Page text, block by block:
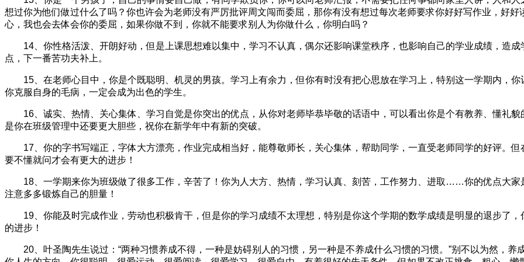
想过你为他们做过什么了吗？你也许会为老师没有严厉批评周文闯而委屈，那你有没有想过每次老师要求你好好写作业，好
心，我也会去体会你的委屈，如果你做不到，你就不能要求别人为你做什么，你明白吗？
14、你性格活泼、开朗好动，但是上课思想难以集中，学习不认真，偶尔还影响课堂秩序，也影响自己的学业成绩，造成
点，下一番苦功夫补上。
15、在老师心目中，你是个既聪明、机灵的男孩。学习上有余力，但你有时没有把心思放在学习上，特别这一学期内，你
你克服自身的毛病，一定会成为出色的学生。
16、诚实、热情、关心集体、学习自觉是你突出的优点，从你对老师毕恭毕敬的话语中，可以看出你是个有教养、懂礼貌
是你在班级管理中还要更大胆些，祝你在新学年中有新的突破。
17、你的字书写端正，字体大方漂亮，作业完成相当好，能尊敬师长，关心集体，帮助同学，一直受老师同学的好评。但
要不懂就问才会有更大的进步！
18、一学期来你为班级做了很多工作，辛苦了！你为人大方、热情，学习认真、刻苦，工作努力、进取……你的优点大家
注意多多锻炼自己的胆量！
19、你能及时完成作业，劳动也积极肯干，但是你的学习成绩不太理想，特别是你这个学期的数学成绩是明显的退步了，
的进步！
20、叶圣陶先生说过：“两种习惯养成不得，一种是妨碍别人的习惯，另一种是不养成什么习惯的习惯。”别不以为然，养